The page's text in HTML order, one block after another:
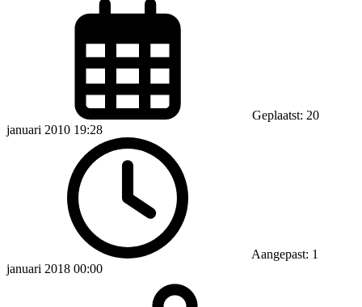
Geplaatst: 20
januari 2010 19:28
Aangepast: 1
januari 2018 00:00